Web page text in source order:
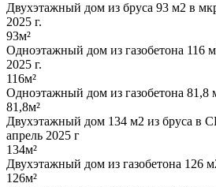
Двухэтажный дом из бруса 93 м2 в
2025 г.
93м²
Одноэтажный дом из газобетона 116
2025 г.
116м²
Одноэтажный дом из газобетона 81,8
81,8м²
Двухэтажный дом 134 м2 из бруса в
апрель 2025 г
134м²
Двухэтажный дом из газобетона 126
126м²